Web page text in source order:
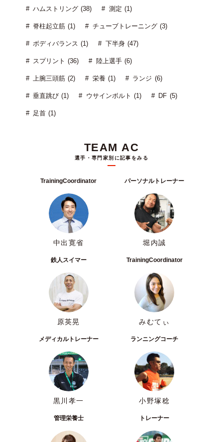
ハムストリング (38) 測定 (1)
脊柱起立筋 (1) チューブトレーニング (3)
ボディバランス (1) 下半身 (47)
スプリント (36) 陸上選手 (6)
上腕三頭筋 (2) 栄養 (1) ランジ (6)
垂直跳び (1) ウサインボルト (1) DF (5)
足首 (1)
TEAM AC
選手・専門家別に記事をみる
TrainingCoordinator
中出寛省
パーソナルトレーナー
堀内誠
鉄人スイマー
原英晃
TrainingCoordinator
みむてぃ
メディカルトレーナー
黒川孝一
ランニングコーチ
小野塚稔
管理栄養士 トレーナー